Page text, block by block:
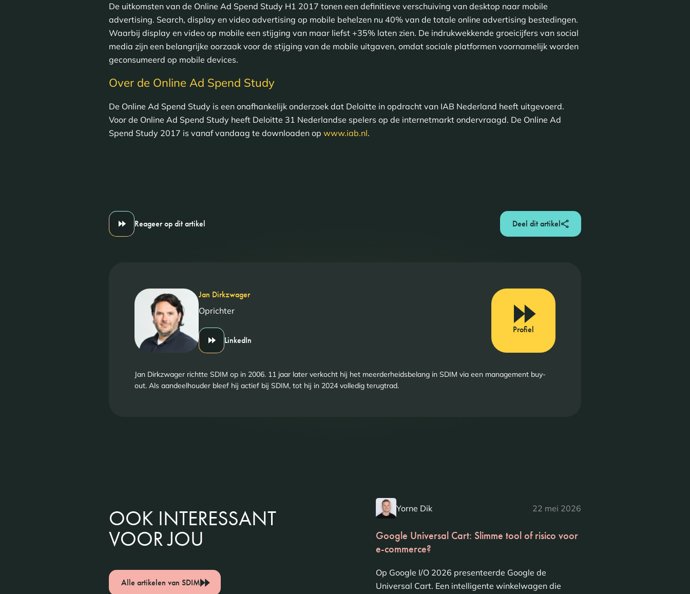
De uitkomsten van de Online Ad Spend Study H1 2017 tonen een definitieve verschuiving van desktop naar mobile
advertising. Search, display en video advertising op mobile behelzen nu 40% van de totale online advertising bestedingen.
Waarbij display en video op mobile een stijging van maar liefst +35% laten zien. De indrukwekkende groeicijfers van social
media zijn een belangrijke oorzaak voor de stijging van de mobile uitgaven, omdat sociale platformen voornamelijk worden
geconsumeerd op mobile devices.
Over de Online Ad Spend Study
De Online Ad Spend Study is een onafhankelijk onderzoek dat Deloitte in opdracht van IAB Nederland heeft uitgevoerd.
Voor de Online Ad Spend Study heeft Deloitte 31 Nederlandse spelers op de internetmarkt ondervraagd. De Online Ad
Spend Study 2017 is vanaf vandaag te downloaden op www.iab.nl.
Reageer op dit artikel Deel dit artikel
Jan Dirkzwager
Oprichter
LinkedIn
Profiel
Jan Dirkzwager richtte SDIM op in 2006. 11 jaar later verkocht hij het meerderheidsbelang in SDIM via een management buy-
out. Als aandeelhouder bleef hij actief bij SDIM, tot hij in 2024 volledig terugtrad.
OOK INTERESSANT
VOOR JOU
Alle artikelen van SDIM
Yorne Dik 22 mei 2026
Google Universal Cart: Slimme tool of risico voor
e-commerce?
Op Google I/O 2026 presenteerde Google de
Universal Cart. Een intelligente winkelwagen die